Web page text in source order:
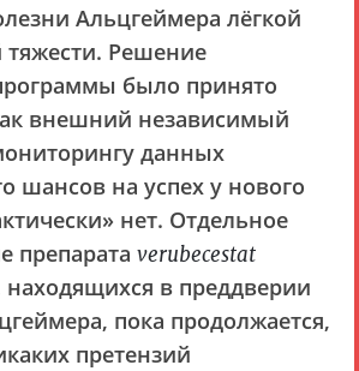
Альцгеймера лёгкой
Решение
было принято
внешний независимый
данных
шансов на успех у нового
нет. Отдельное
препарата verubecestat
находящихся в преддверии
пока продолжается,
претензий